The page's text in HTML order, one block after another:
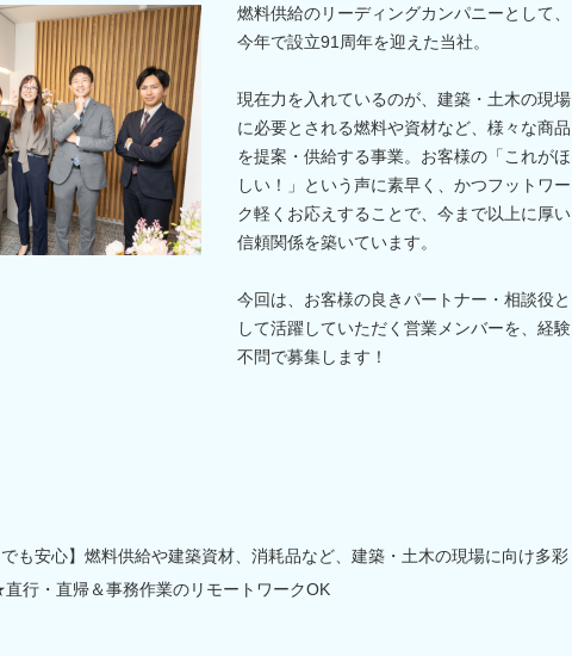
燃料供給のリーディングカンパニーとして、
今年で設立91周年を迎えた当社。
現在力を入れているのが、建築・土木の現場
に必要とされる燃料や資材など、様々な商品
を提案・供給する事業。お客様の「これがほ
しい！」という声に素早く、かつフットワー
ク軽くお応えすることで、今まで以上に厚い
信頼関係を築いています。
今回は、お客様の良きパートナー・相談役と
して活躍していただく営業メンバーを、経験
不問で募集します！
でも安心】燃料供給や建築資材、消耗品など、建築・土木の現場に向け多彩
行・直帰＆事務作業のリモートワークOK